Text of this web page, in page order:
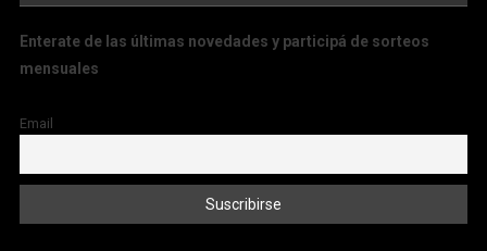
Enterate de las últimas novedades y participá de sorteos
mensuales
Email